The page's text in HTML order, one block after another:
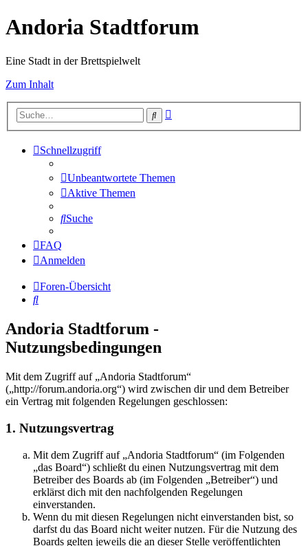
Andoria Stadtforum
Eine Stadt in der Brettspielwelt
Zum Inhalt
Suche
Schnellzugriff
Unbeantwortete Themen
Aktive Themen
Suche
FAQ
Anmelden
Foren-Übersicht
Suche
Andoria Stadtforum -
Nutzungsbedingungen
Mit dem Zugriff auf „Andoria Stadtforum“
(„http://forum.andoria.org“) wird zwischen dir und dem Betreiber
ein Vertrag mit folgenden Regelungen geschlossen:
1. Nutzungsvertrag
Mit dem Zugriff auf „Andoria Stadtforum“ (im Folgenden
„das Board“) schließt du einen Nutzungsvertrag mit dem
Betreiber des Boards ab (im Folgenden „Betreiber“) und
erklärst dich mit den nachfolgenden Regelungen
einverstanden.
Wenn du mit diesen Regelungen nicht einverstanden bist, so
darfst du das Board nicht weiter nutzen. Für die Nutzung des
Boards gelten jeweils die an dieser Stelle veröffentlichten